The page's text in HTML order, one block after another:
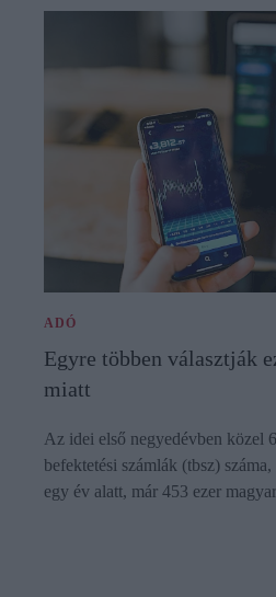
ADÓ
Egyre többen választják
miatt
Az idei első negyedévben közel
befektetési számlák (tbsz)
egy év alatt, már 453 ezer